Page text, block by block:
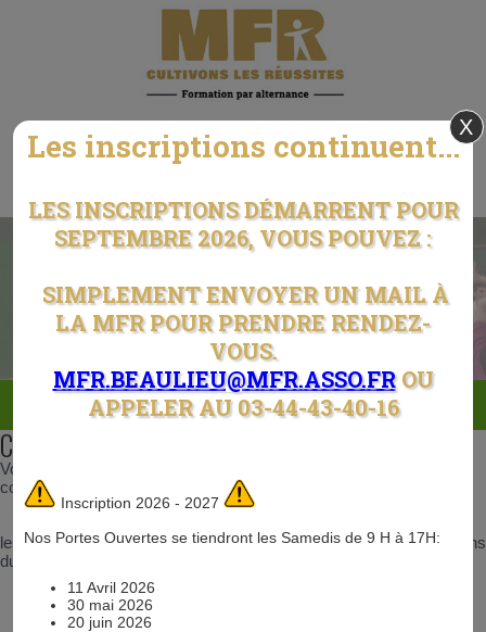
X
Les inscriptions continuent...
LES INSCRIPTIONS DÉMARRENT POUR
SEPTEMBRE 2026, VOUS POUVEZ :
SIMPLEMENT ENVOYER UN MAIL À
LA MFR POUR PRENDRE RENDEZ-
VOUS.
MFR.BEAULIEU@MFR.ASSO.FROU
APPELER AU 03-44-43-40-16
Inscription 2026 - 2027
Nos Portes Ouvertes se tiendront les Samedis de 9 H à 17H:
11 Avril 2026
30 mai 2026
20 juin 2026
MFR DU NOYONNAIS
Beaulieu Les Fontaines
Menu
Contact
Vous souhaitez une information précise, n'hésitez pas à nous
contacter via ce formulaire, nous vous répondrons au plus vite.
les permanences téléphoniques ont lieu de 9 h à 12 h tous les matins
du lundi au vendredi